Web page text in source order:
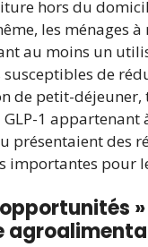
hors du
les ménages à
au moins un
de
de petit-déjeuner,
1 appartenant
présentaient des
importantes pour